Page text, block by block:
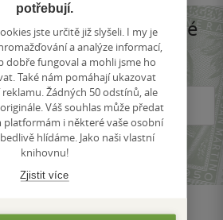
jen samé dobré
nabídky. Chcete?
potřebují.
jste určitě již slyšeli. I my je
a analýze informací,
dobře fungoval a mohli jsme ho
Také nám pomáhají ukazovat
reklamu. Žádných 50 odstínů, ale
Váš souhlas může předat
i některé vaše osobní
hlídáme. Jako naši vlastní
knihovnu!
Zjistit více